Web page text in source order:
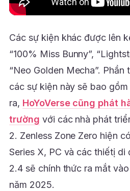
Các sự kiện khác được lên
“100% Miss Bunny”,
“Neo Golden Mecha”.
các sự kiện này sẽ bao
ra, HoYoVerse cũng phát
trường với các nhà phát
2. Zenless Zone Zero hiện
Series X, PC và các thiếtị di
2.4 sẽ chính thức ra mắt
năm 2025.